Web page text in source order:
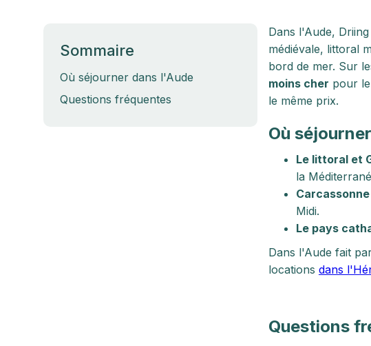
Sommaire
Où séjourner dans l'Aude
Questions fréquentes
Dans l'Aude,
médiévale, littoral
bord de mer. Sur
moins cher pour
le même prix.
Où
Le littoral et
la
Midi.
Le pays
Dans l'Aude fait
locations dans
Questions